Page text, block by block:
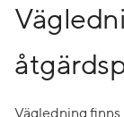
Vägledning finns